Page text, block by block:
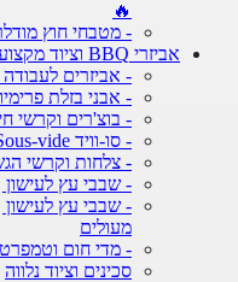
- מטבחי חוץ מודלרים
אביזרי BBQ וציוד מקצועי לגריל מעשנות טאבון וטיפול בבשר
- אביזרים לעבודה עם
- אבני בזלת פרימיום
- בוצ'רים וקרשי
- סו-וויד Sous-vide
- צלחות וקרשי הגשה
- שבבי עץ לעישון |
- שבבי עץ לעישון |
מעולים
- מדי חום וטמפרטורה
סכינים וציוד נלווה